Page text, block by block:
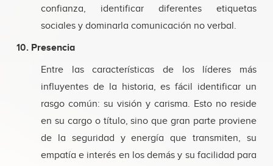
confianza, identificar diferentes etiquetas
sociales y dominarla comunicación no verbal.
10. Presencia
Entre las características de los líderes más
influyentes de la historia, es fácil identificar un
rasgo común: su visión y carisma. Esto no reside
en su cargo o título, sino que gran parte proviene
de la seguridad y energía que transmiten, su
empatía e interés en los demás y su facilidad para